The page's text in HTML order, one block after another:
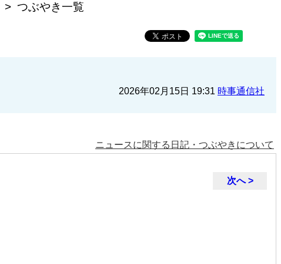
つぶやき一覧
2026年02月15日 19:31 時事通信社
ニュースに関する日記・つぶやきについて
次へ >